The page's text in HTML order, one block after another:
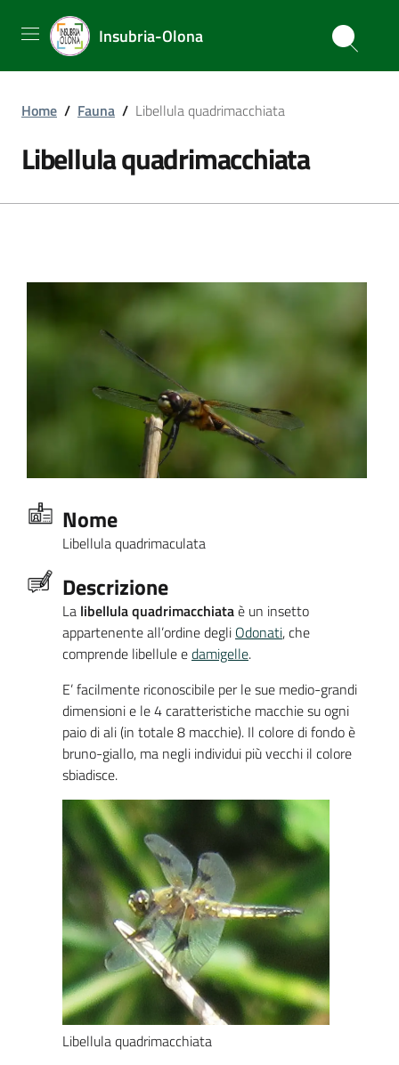
Insubria-Olona
Home / Fauna / Libellula quadrimacchiata
Libellula quadrimacchiata
Nome
Libellula quadrimaculata
Descrizione
La libellula quadrimacchiataè un insetto
appartenente all’ordine degli Odonati, che
comprende libellule edamigelle.
E’ facilmente riconoscibile per le sue medio-grandi
dimensioni e le 4 caratteristiche macchie su ogni
paio di ali (in totale 8 macchie). Il colore di fondo è
bruno-giallo, ma negli individui più vecchi il colore
sbiadisce.
Libellula quadrimacchiata